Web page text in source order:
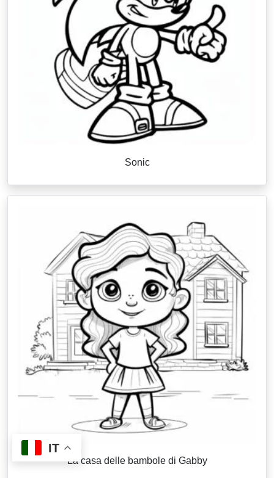
Sonic
La casa delle bambole di Gabby
IT